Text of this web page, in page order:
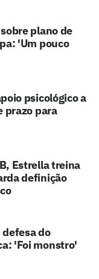
plano de
'Um pouco
psicológico a
prazo para
Estrella treina
definição
defesa do
'Foi monstro'